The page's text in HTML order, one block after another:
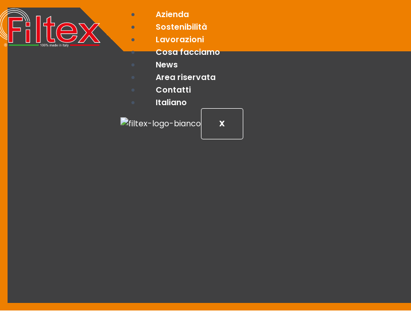
Azienda
Sostenibilità
Lavorazioni
Cosa facciamo
News
Area riservata
Contatti
Italiano
X